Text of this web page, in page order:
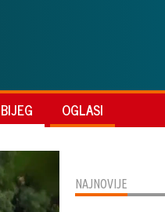
BIJEG OGLASI
NAJNOVIJE